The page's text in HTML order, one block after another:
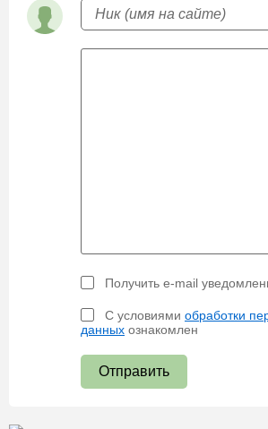
Получить e-mail
С условиями обработки
данных ознакомлен
Отправить